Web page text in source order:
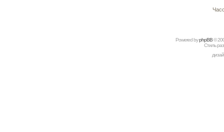
Powered byрhрBВ©
Стиль